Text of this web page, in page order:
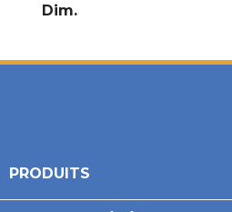
Dim.
PRODUITS